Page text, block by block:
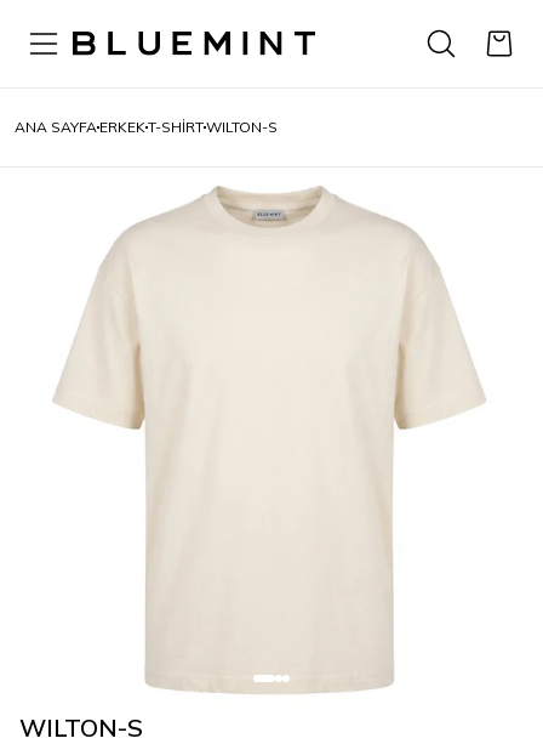
ANA SAYFA ERKEKT-SHIRTWILTON-S
WILTON-S